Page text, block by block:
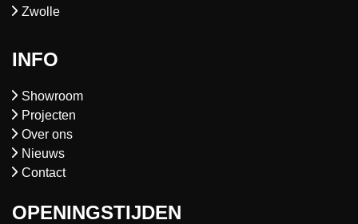
Zwolle
INFO
Showroom
Projecten
Over ons
Nieuws
Contact
OPENINGSTIJDEN